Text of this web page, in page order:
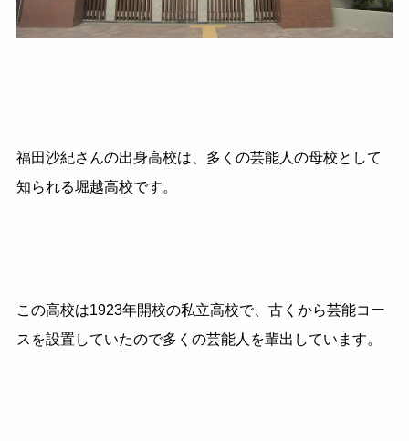
福田沙紀さんの出身高校は、多くの芸能人の母校として
知られる堀越高校です。
この高校は1923年開校の私立高校で、古くから芸能コー
スを設置していたので多くの芸能人を輩出しています。